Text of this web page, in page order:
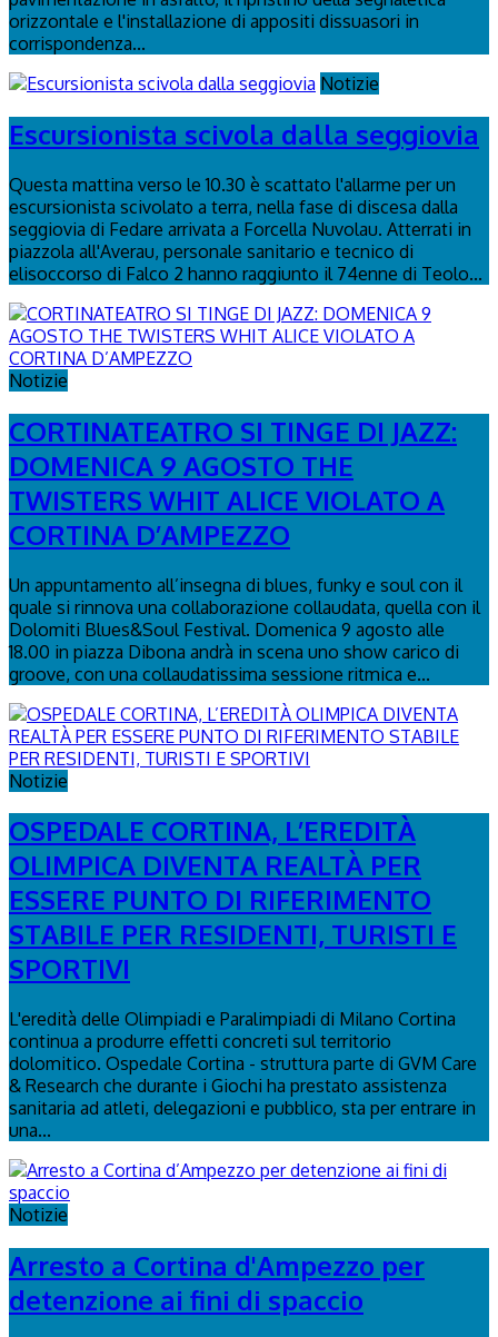
orizzontale e l'installazione di appositi dissuasori in
corrispondenza...
Notizie
Escursionista scivola dalla seggiovia
Questa mattina verso le 10.30 è scattato l'allarme per un
escursionista scivolato a terra, nella fase di discesa dalla
seggiovia di Fedare arrivata a Forcella Nuvolau. Atterrati in
piazzola all'Averau, personale sanitario e tecnico di
elisoccorso di Falco 2 hanno raggiunto il 74enne di Teolo...
Notizie
CORTINATEATRO SI TINGE DI JAZZ:
DOMENICA 9 AGOSTO THE
TWISTERS WHIT ALICE VIOLATO A
CORTINA D’AMPEZZO
Un appuntamento all’insegna di blues, funky e soul con il
quale si rinnova una collaborazione collaudata, quella con il
Dolomiti Blues&Soul Festival. Domenica 9 agosto alle
18.00 in piazza Dibona andrà in scena uno show carico di
groove, con una collaudatissima sessione ritmica e...
Notizie
OSPEDALE CORTINA, L’EREDITÀ
OLIMPICA DIVENTA REALTÀ PER
ESSERE PUNTO DI RIFERIMENTO
STABILE PER RESIDENTI, TURISTI E
SPORTIVI
L'eredità delle Olimpiadi e Paralimpiadi di Milano Cortina
continua a produrre effetti concreti sul territorio
dolomitico. Ospedale Cortina - struttura parte di GVM Care
& Research che durante i Giochi ha prestato assistenza
sanitaria ad atleti, delegazioni e pubblico, sta per entrare in
una...
Notizie
Arresto a Cortina d'Ampezzo per
detenzione ai fini di spaccio